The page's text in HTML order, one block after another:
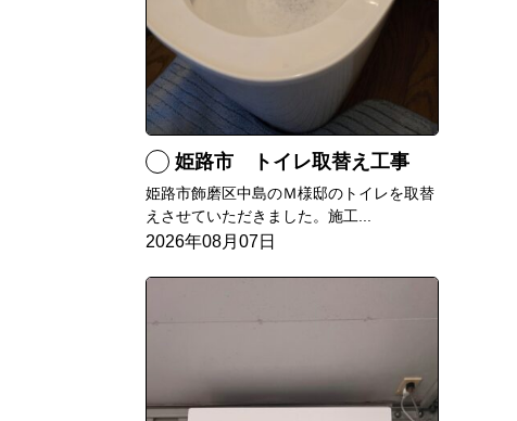
姫路市 トイレ取替え工事
姫路市飾磨区中島のＭ様邸のトイレを取替
えさせていただきました。施工...
2026年08月07日